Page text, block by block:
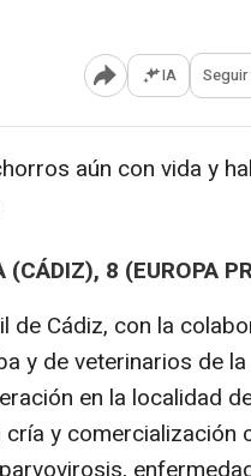
Abrir opciones
IA Seguir
aún con vida y
(CÁDIZ), 8 (EUROPA
de Cádiz, con la
y de veterinarios de
en la localidad
y comercialización